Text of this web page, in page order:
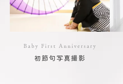
Baby First Anniversary
初節句写真撮影